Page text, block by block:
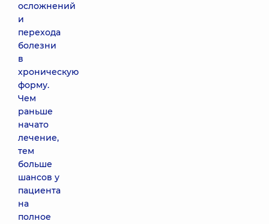
осложнений
и
перехода
болезни
в
хроническую
форму.
Чем
раньше
начато
лечение,
тем
больше
шансов у
пациента
на
полное